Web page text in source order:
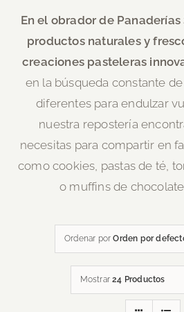
En el obrador de
productos naturales y
creaciones pasteleras
en la búsqueda constante
diferentes para endulzar
nuestra repostería
necesitas para compartir en
como cookies, pastas de té,
o muffins de
Ordenar porOrden por
Mostrar24 Productos